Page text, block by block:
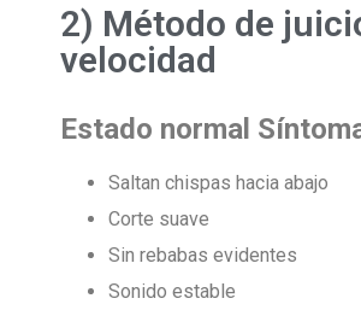
2) Método de
velocidad
Estado normal
Saltan chispas hacia abajo
Corte suave
Sin rebabas evidentes
Sonido estable